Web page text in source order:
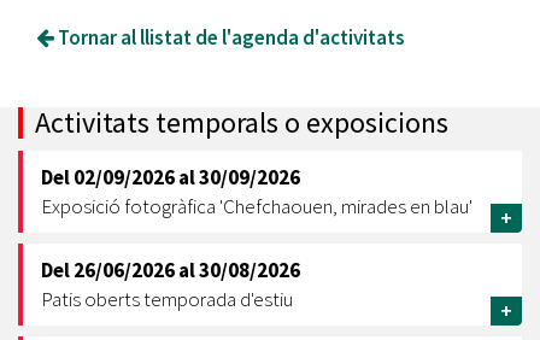
Tornar al llistat de l'agenda d'activitats
Activitats temporals o exposicions
Del02/09/2026al30/09/2026
Exposició fotogràfica 'Chefchaouen, mirades en blau'
+
Del26/06/2026al30/08/2026
Patis oberts temporada d'estiu
+